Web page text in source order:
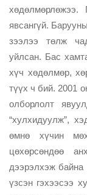
явсангүй.
зээлээ төлж
уйлсан. Бас
хүч хөдөлмөр,
түүх ч бий. 2001
олборлолт
“хулхидуулж”,
өмнө хүчин
цөхөрсөндөө
дээрэлхэж
үзсэн гэхээсээ